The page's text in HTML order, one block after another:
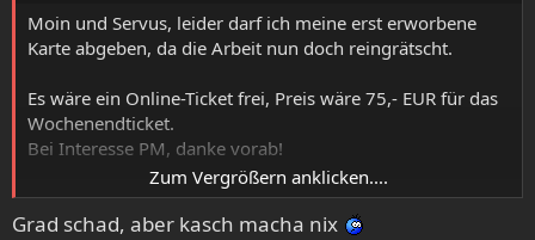
Moin und Servus, leider darf ich meine erst erworbene
Karte abgeben, da die Arbeit nun doch reingrätscht.
Es wäre ein Online-Ticket frei, Preis wäre 75,- EUR für das
Wochenendticket.
Bei Interesse PM, danke vorab!
P.S.: Im Hotel Igel ist das Zimmer im Internet freigegeben
(Do - So hatte ich gebucht). Besser ist bei Interesse, gleich
Zum Vergrößern anklicken....
Grad schad, aber kasch macha nix